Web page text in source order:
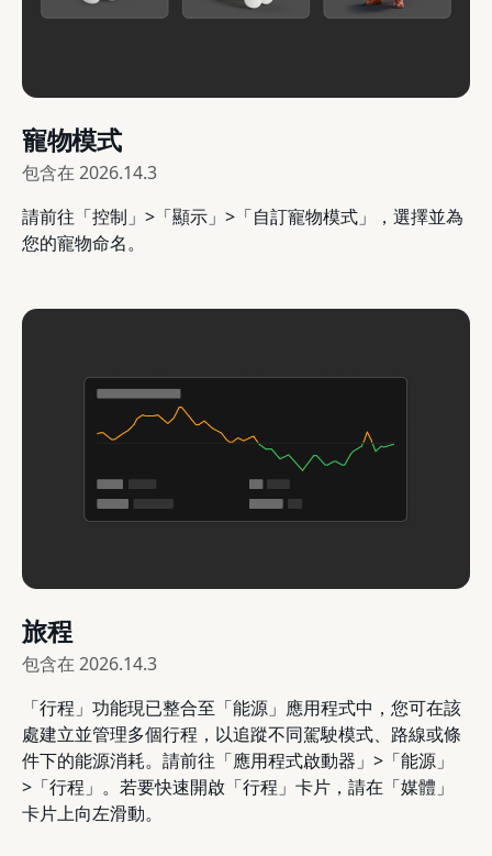
寵物模式
包含在 2026.14.3
請前往「控制」>「顯示」>「自訂寵物模式」，選擇並為
您的寵物命名。
旅程
包含在 2026.14.3
「行程」功能現已整合至「能源」應用程式中，您可在該
處建立並管理多個行程，以追蹤不同駕駛模式、路線或條
件下的能源消耗。請前往「應用程式啟動器」>「能源」
>「行程」。若要快速開啟「行程」卡片，請在「媒體」
卡片上向左滑動。